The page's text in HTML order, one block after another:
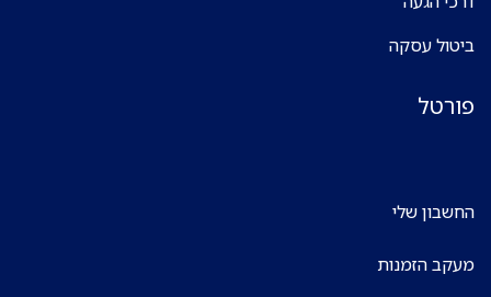
ביטול עסקה
פורטל
החשבון שלי
מעקב הזמנות